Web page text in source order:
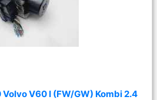
V60 I (FW/GW) Kombi 2.4